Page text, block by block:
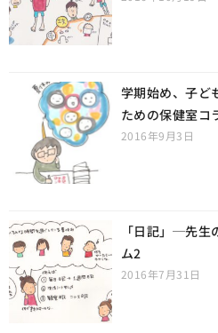
学期始め、子ど
ための保健室コ
2016年9月3日
「日記」─先生
ム2
2016年7月31日